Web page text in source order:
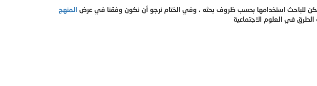
للباحث استخدامها بحسب ظروف بحثه ، وفي الختام نرجو أن نكون وفقنا في عرض المنهج